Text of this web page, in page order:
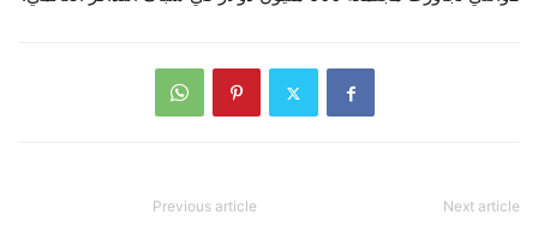
Previous article Next article